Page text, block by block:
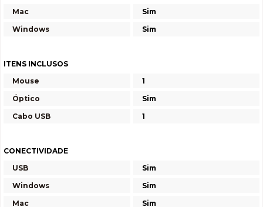
Mac
Sim
Windows
Sim
ITENS INCLUSOS
Mouse
1
Óptico
Sim
Cabo USB
1
CONECTIVIDADE
USB
Sim
Windows
Sim
Mac
Sim